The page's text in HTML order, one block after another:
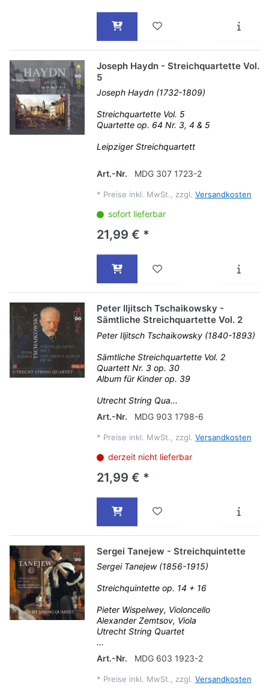
Joseph Haydn - Streichquartette Vol.
5
Joseph Haydn (1732-1809)
Streichquartette Vol. 5
Quartette op. 64 Nr. 3, 4 & 5
Leipziger Streichquartett
Art.-Nr. MDG 307 1723-2
* Preise inkl. MwSt., zzgl. Versandkosten
sofort lieferbar
21,99 € *
Peter Iljitsch Tschaikowsky -
Sämtliche Streichquartette Vol. 2
Peter Iljitsch Tschaikowsky (1840-1893)
Sämtliche Streichquartette Vol. 2
Quartett Nr. 3 op. 30
Album für Kinder op. 39
Utrecht String Qua...
Art.-Nr.
MDG 903 1798-6
* Preise inkl. MwSt., zzgl. Versandkosten
derzeit nicht lieferbar
21,99 € *
Sergei Tanejew - Streichquintette
Sergei Tanejew (1856-1915)
Streichquintette op. 14 + 16
Pieter Wispelwey, Violoncello
Alexander Zemtsov, Viola
Utrecht String Quartet
...
Art.-Nr.
MDG 603 1923-2
* Preise inkl. MwSt., zzgl. Versandkosten